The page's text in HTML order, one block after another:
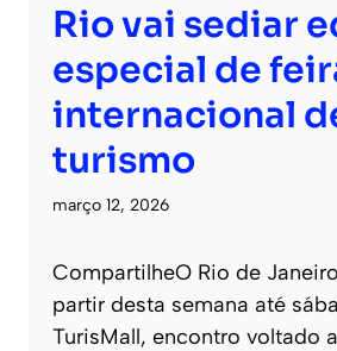
Rio vai sediar
especial de
internacional
turismo
março 12, 2026
CompartilheO Rio de
partir desta semana até
TurisMall, encontro voltado